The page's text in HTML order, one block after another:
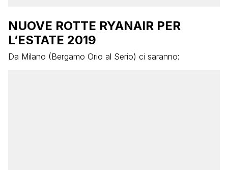
NUOVE ROTTE RYANAIR PER
L’ESTATE 2019
Da Milano (Bergamo Orio al Serio) ci saranno: